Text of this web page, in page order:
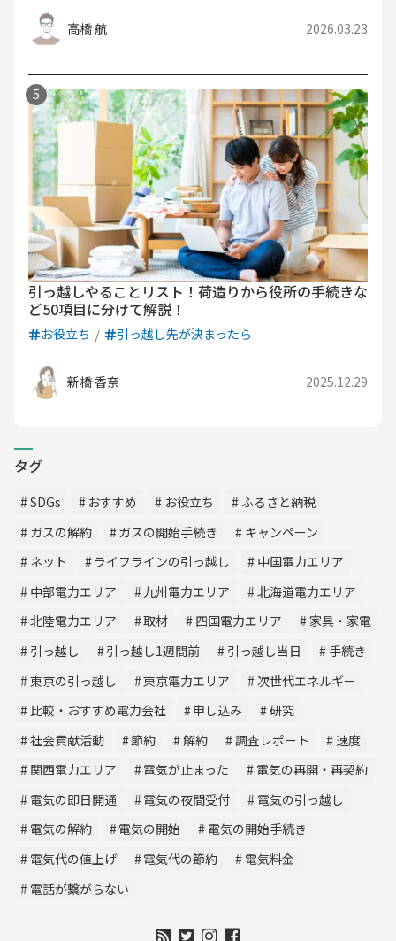
高橋 航 2026.03.23
引っ越しやることリスト！荷造りから役所の手続きな
ど50項目に分けて解説！
お役立ち 引っ越し先が決まったら
新橋 香奈 2025.12.29
タグ
SDGs おすすめ お役立ち
ふるさと納税
ガスの解約
ガスの開始手続き
キャンペーン
ネット
ライフラインの引っ越し
中国電力エリア
中部電力エリア
九州電力エリア
北海道電力エリア
北陸電力エリア
取材 四国電力エリア
家具・家電
引っ越し
引っ越し1週間前 引っ越し当日
手続き
東京の引っ越し
東京電力エリア
次世代エネルギー
比較・おすすめ電力会社
申し込み
研究
社会貢献活動
節約 解約 調査レポート
速度
関西電力エリア
電気が止まった
電気の再開・再契約
電気の即日開通
電気の夜間受付
電気の引っ越し
電気の解約
電気の開始
電気の開始手続き
電気代の値上げ
電気代の節約
電気料金
電話が繋がらない